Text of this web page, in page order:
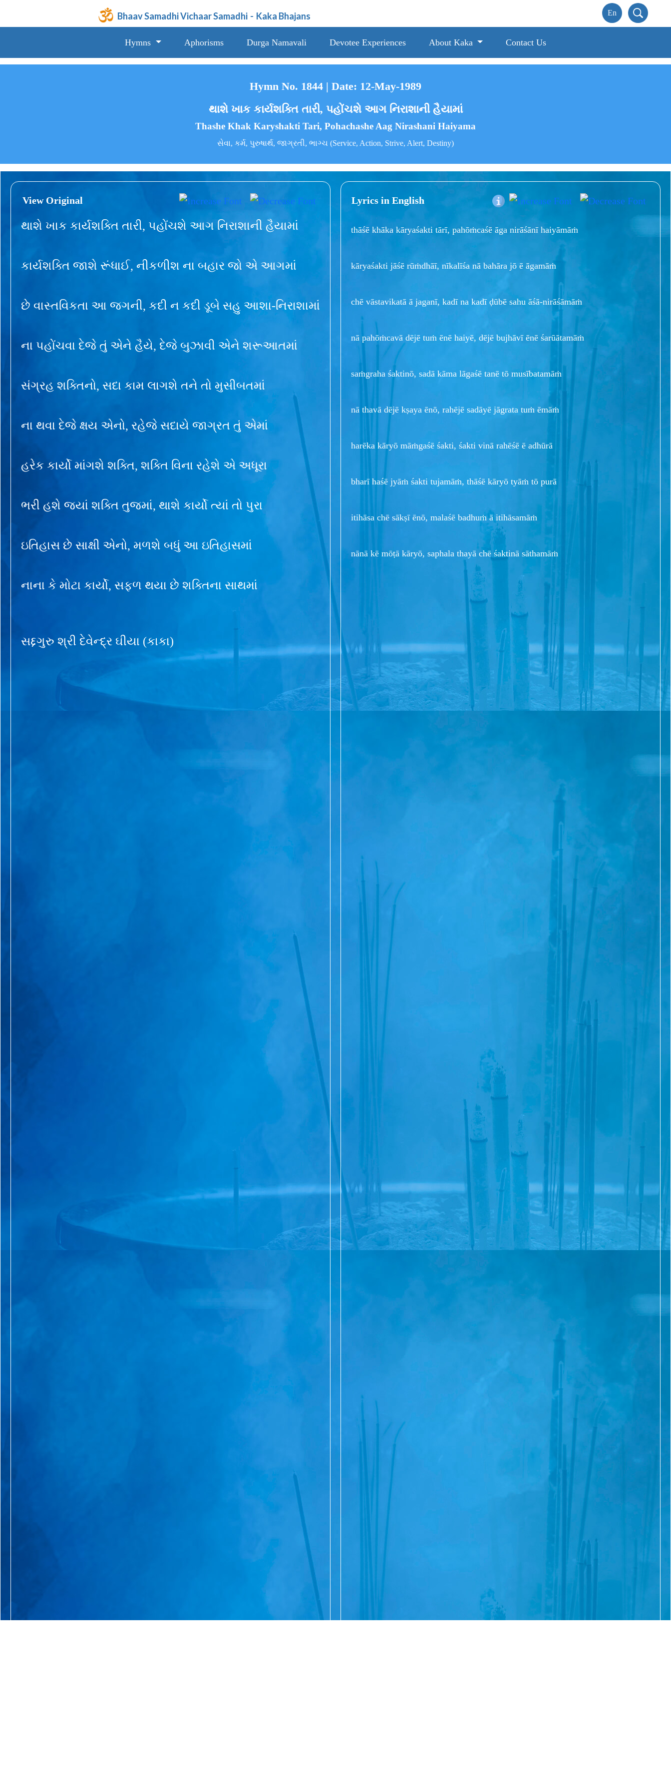
Bhaav Samadhi Vichaar Samadhi - Kaka Bhajans
Hymns Aphorisms Durga Namavali Devotee Experiences About Kaka Contact Us
Hymn No. 1844 | Date: 12-May-1989
થાશે ખાક કાર્યશક્તિ તારી, પહોંચશે આગ નિરાશાની હૈયામાં
Thashe Khak Karyshakti Tari, Pohachashe Aag Nirashani Haiyama
સેવા, કર્મ, પુરુષાર્થ, જાગ્રતી, ભાગ્ચ (Service, Action, Strive, Alert, Destiny)
View Original
થાશે ખાક કાર્યશક્તિ તારી, પહોંચશે આગ નિરાશાની હૈયામાં
કાર્યશક્તિ જાશે રૂંધાઈ, નીકળીશ ના બહાર જો એ આગમાં
છે વાસ્તવિકતા આ જગની, કદી ન કદી ડૂબે સહુ આશા-નિરાશામાં
ના પહોંચવા દેજે તું એને હૈયે, દેજે બુઝાવી એને શરૂઆતમાં
સંગ્રહ શક્તિનો, સદા કામ લાગશે તને તો મુસીબતમાં
ના થવા દેજે ક્ષય એનો, રહેજે સદાયે જાગ્રત તું એમાં
હરેક કાર્યો માંગશે શક્તિ, શક્તિ વિના રહેશે એ અધૂરા
ભરી હશે જ્યાં શક્તિ તુજમાં, થાશે કાર્યો ત્યાં તો પુરા
ઇતિહાસ છે સાક્ષી એનો, મળશે બધું આ ઇતિહાસમાં
નાના કે મોટા કાર્યો, સફળ થયા છે શક્તિના સાથમાં
સદ્દગુરુ શ્રી દેવેન્દ્ર ઘીયા (કાકા)
Lyrics in English
thāśē khāka kāryaśakti tārī, pahōṁcaśē āga nirāśānī haiyāmāṁ
kāryaśakti jāśē rūṁdhāī, nīkalīśa nā bahāra jō ē āgamāṁ
chē vāstavikatā ā jaganī, kadī na kadī ḍūbē sahu āśā-nirāśāmāṁ
nā pahōṁcavā dējē tuṁ ēnē haiyē, dējē bujhāvī ēnē śarūātamāṁ
saṁgraha śaktinō, sadā kāma lāgaśē tanē tō musībatamāṁ
nā thavā dējē kṣaya ēnō, rahējē sadāyē jāgrata tuṁ ēmāṁ
harēka kāryō māṁgaśē śakti, śakti vinā rahēśē ē adhūrā
bharī haśē jyāṁ śakti tujamāṁ, thāśē kāryō tyāṁ tō purā
itihāsa chē sākṣī ēnō, malaśē badhuṁ ā itihāsamāṁ
nānā kē mōṭā kāryō, saphala thayā chē śaktinā sāthamāṁ